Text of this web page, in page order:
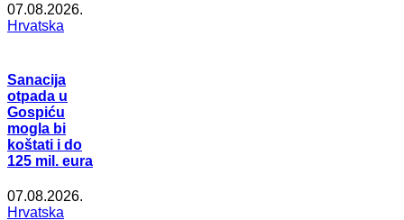
07.08.2026.
Hrvatska
Sanacija
otpada u
Gospiću
mogla bi
koštati i do
125 mil. eura
07.08.2026.
Hrvatska